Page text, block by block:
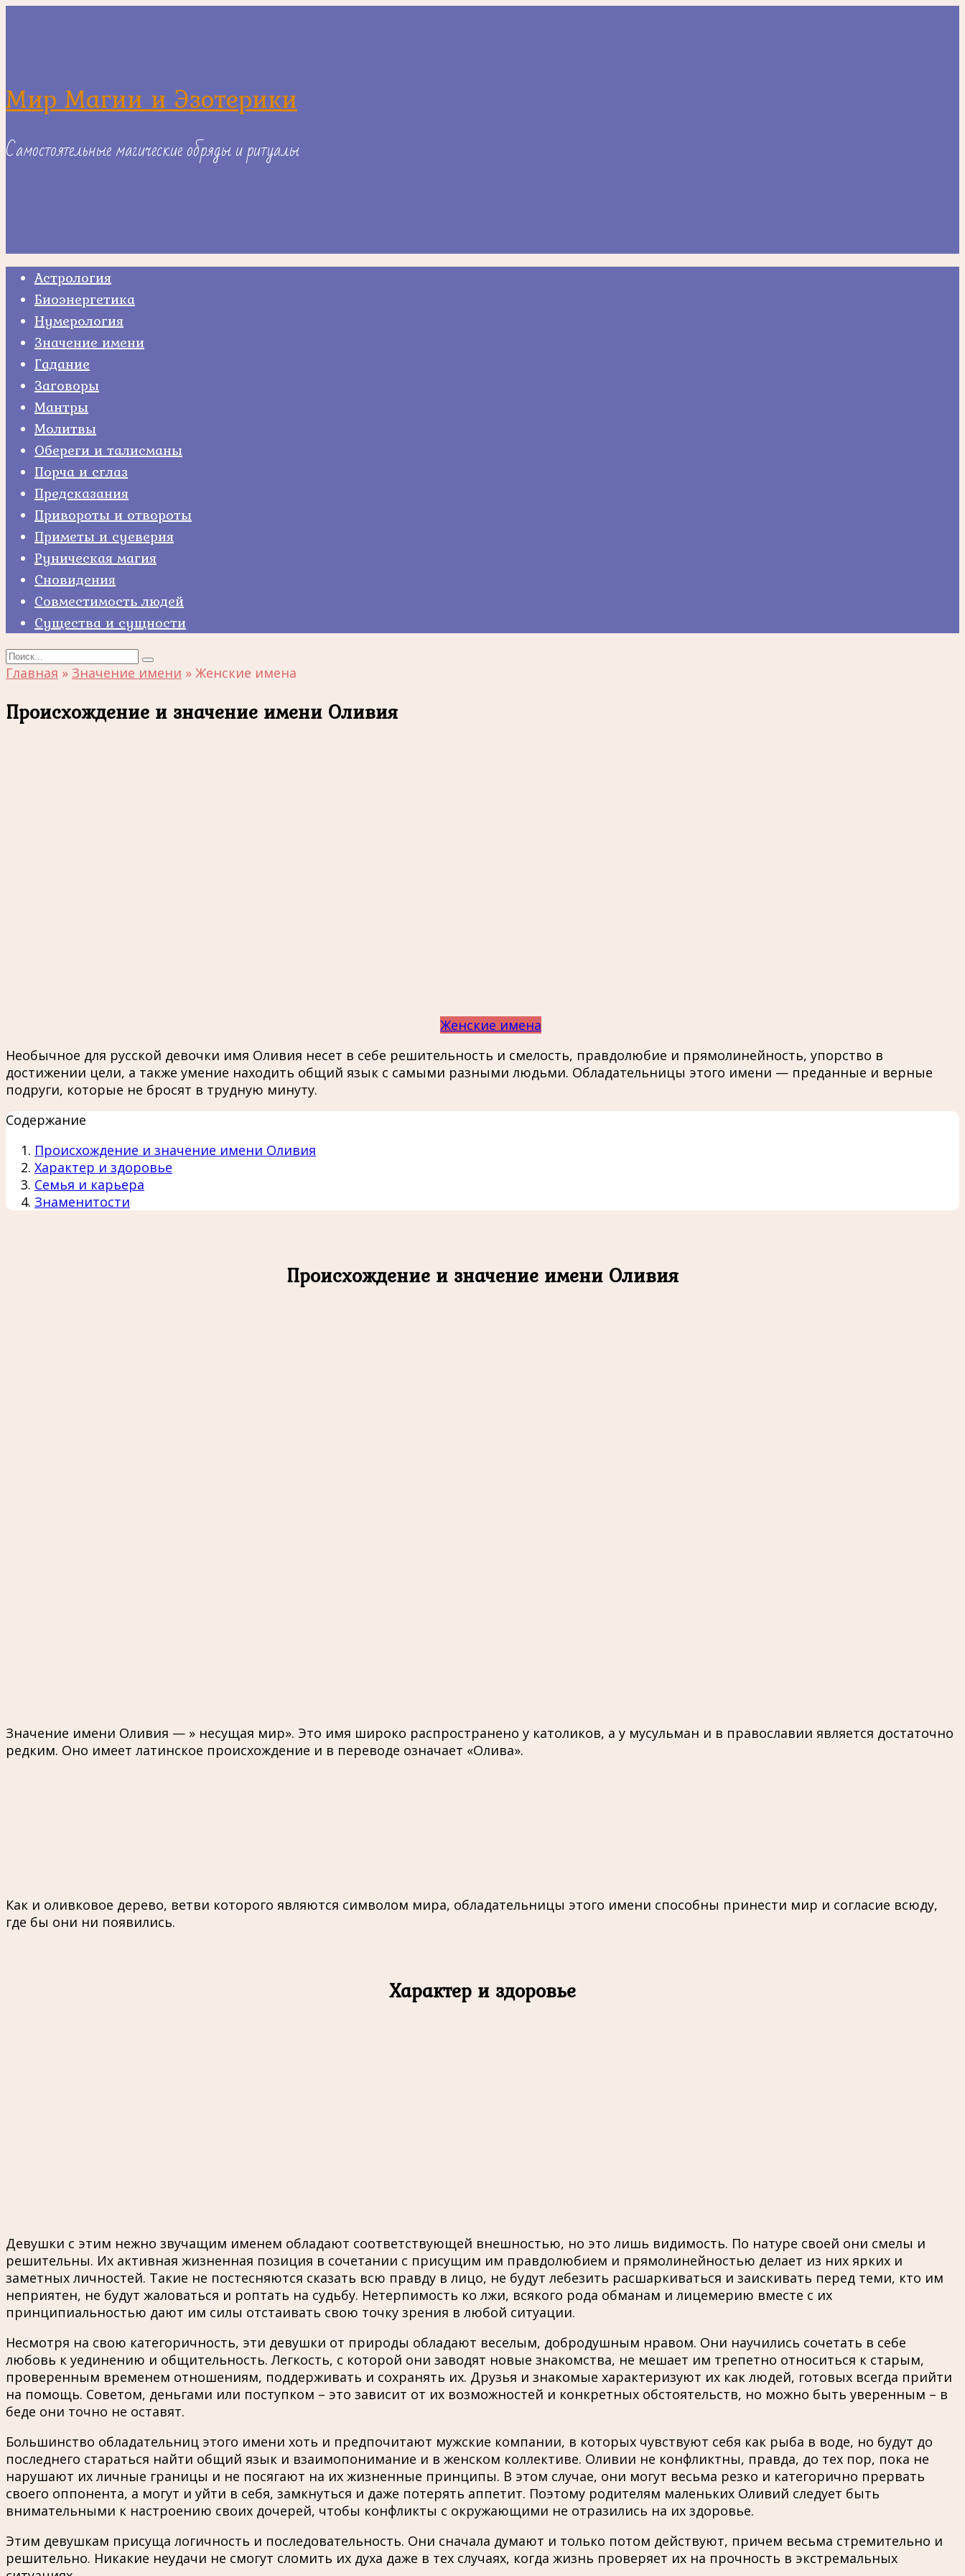
Мир Магии и Эзотерики
Самостоятельные магические обряды и ритуалы
Астрология
Биоэнергетика
Нумерология
Значение имени
Гадание
Заговоры
Мантры
Молитвы
Обереги и талисманы
Порча и сглаз
Предсказания
Привороты и отвороты
Приметы и суеверия
Руническая магия
Сновидения
Совместимость людей
Существа и сущности
Search
for:
Главная » Значение имени » Женские имена
Происхождение и значение имени Оливия
Женские имена
Необычное для русской девочки имя Оливия несет в себе решительность и смелость, правдолюбие и прямолинейность, упорство в
достижении цели, а также умение находить общий язык с самыми разными людьми. Обладательницы этого имени — преданные и верные
подруги, которые не бросят в трудную минуту.
Содержание
Происхождение и значение имени Оливия
Характер и здоровье
Семья и карьера
Знаменитости
Происхождение и значение имени Оливия
Значение имени Оливия — » несущая мир». Это имя широко распространено у католиков, а у мусульман и в православии является достаточно
редким. Оно имеет латинское происхождение и в переводе означает «Олива».
Как и оливковое дерево, ветви которого являются символом мира, обладательницы этого имени способны принести мир и согласие всюду,
где бы они ни появились.
Характер и здоровье
Девушки с этим нежно звучащим именем обладают соответствующей внешностью, но это лишь видимость. По натуре своей они смелы и
решительны. Их активная жизненная позиция в сочетании с присущим им правдолюбием и прямолинейностью делает из них ярких и
заметных личностей. Такие не постесняются сказать всю правду в лицо, не будут лебезить расшаркиваться и заискивать перед теми, кто им
неприятен, не будут жаловаться и роптать на судьбу. Нетерпимость ко лжи, всякого рода обманам и лицемерию вместе с их
принципиальностью дают им силы отстаивать свою точку зрения в любой ситуации.
Несмотря на свою категоричность, эти девушки от природы обладают веселым, добродушным нравом. Они научились сочетать в себе
любовь к уединению и общительность. Легкость, с которой они заводят новые знакомства, не мешает им трепетно относиться к старым,
проверенным временем отношениям, поддерживать и сохранять их. Друзья и знакомые характеризуют их как людей, готовых всегда прийти
на помощь. Советом, деньгами или поступком – это зависит от их возможностей и конкретных обстоятельств, но можно быть уверенным – в
беде они точно не оставят.
Большинство обладательниц этого имени хоть и предпочитают мужские компании, в которых чувствуют себя как рыба в воде, но будут до
последнего стараться найти общий язык и взаимопонимание и в женском коллективе. Оливии не конфликтны, правда, до тех пор, пока не
нарушают их личные границы и не посягают на их жизненные принципы. В этом случае, они могут весьма резко и категорично прервать
своего оппонента, а могут и уйти в себя, замкнуться и даже потерять аппетит. Поэтому родителям маленьких Оливий следует быть
внимательными к настроению своих дочерей, чтобы конфликты с окружающими не отразились на их здоровье.
Этим девушкам присуща логичность и последовательность. Они сначала думают и только потом действуют, причем весьма стремительно и
решительно. Никакие неудачи не смогут сломить их духа даже в тех случаях, когда жизнь проверяет их на прочность в экстремальных